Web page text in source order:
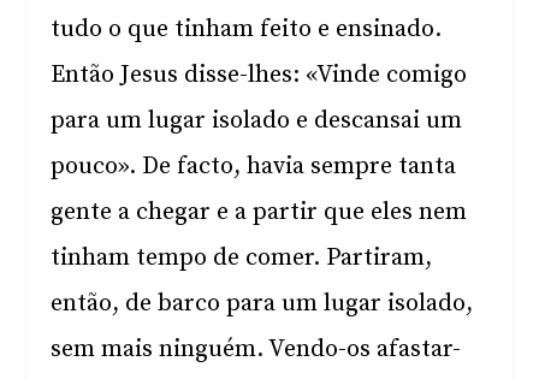
tudo o que tinham feito e ensinado.
Então Jesus disse-lhes: «Vinde comigo
para um lugar isolado e descansai um
pouco». De facto, havia sempre tanta
gente a chegar e a partir que eles nem
tinham tempo de comer. Partiram,
então, de barco para um lugar isolado,
sem mais ninguém. Vendo-os afastar-